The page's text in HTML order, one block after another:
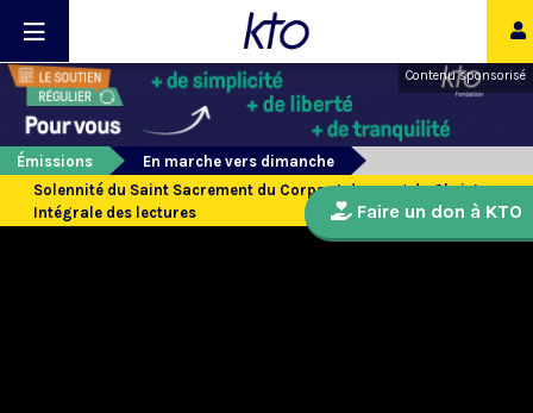
Contenu sponsorisé
Émissions
En marche vers dimanche
Solennité du Saint Sacrement du Corps et du sang du Christ -
Intégrale des lectures
Faire un don à KTO